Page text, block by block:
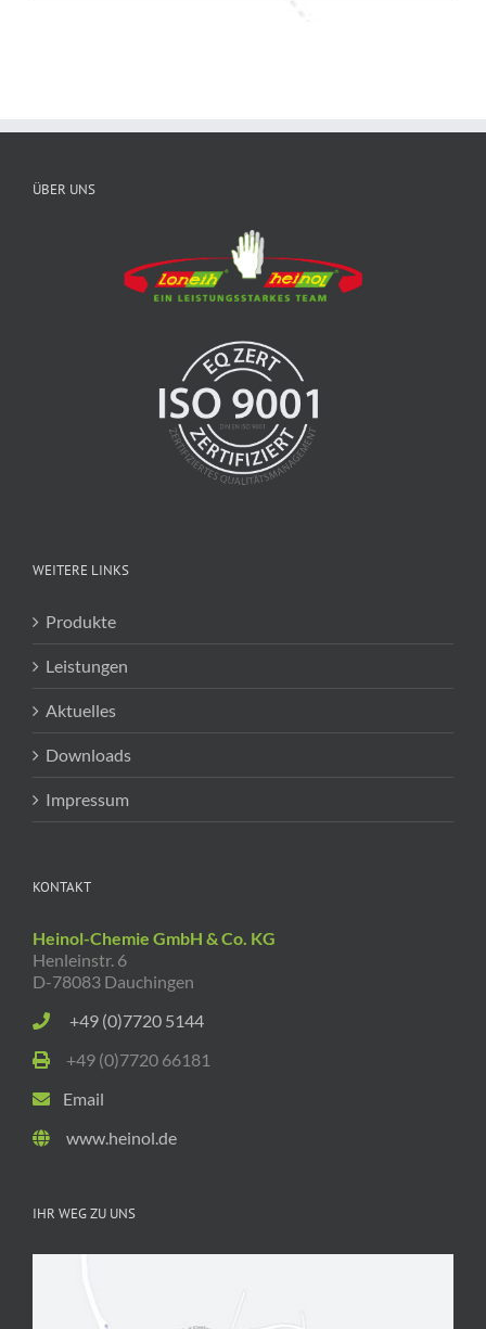
ÜBER UNS
WEITERE LINKS
Produkte
Leistungen
Aktuelles
Downloads
Impressum
KONTAKT
Heinol-Chemie GmbH & Co. KG
Henleinstr. 6
D-78083 Dauchingen
+49 (0)7720 5144
+49 (0)7720 66181
Email
www.heinol.de
IHR WEG ZU UNS